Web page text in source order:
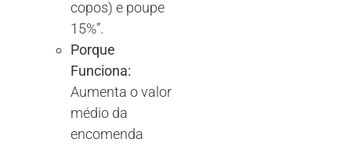
copos) e poupe
15%”.
Porque
Funciona:
Aumenta o valor
médio da
encomenda